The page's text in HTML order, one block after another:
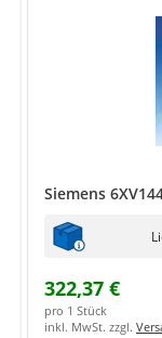
Siemens
322,37 €
pro 1 Stück
inkl. MwSt. zzgl.